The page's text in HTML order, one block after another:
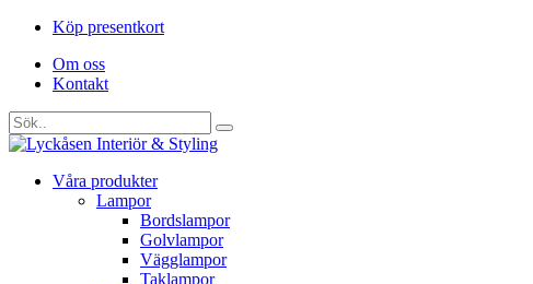
Köp presentkort
Om oss
Kontakt
Våra produkter
Lampor
Bordslampor
Golvlampor
Vägglampor
Taklampor